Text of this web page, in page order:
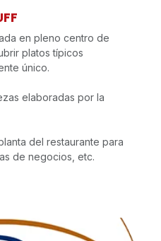
en pleno centro de
platos típicos
único.
elaboradas por la
del restaurante para
de negocios, etc.